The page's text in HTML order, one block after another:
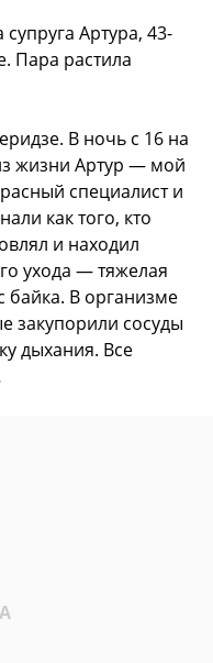
Артура, 43-
Пара растила
В ночь с 16 на
жизни Артур — мой
специалист и
как того, кто
и находил
ухода — тяжелая
байка. В организме
закупорили сосуды
дыхания. Все